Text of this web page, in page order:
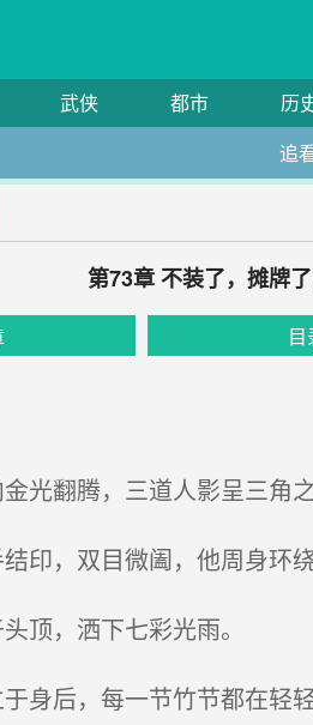
武侠 都市 历
追
第73章 不装了，摊牌
目
光翻腾，三道人影呈三角之
印，双目微阖，他周身环
顶，洒下七彩光雨。
身后，每一节竹节都在轻